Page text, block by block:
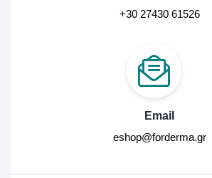
+30 27430 61526
Email
eshop@forderma.gr